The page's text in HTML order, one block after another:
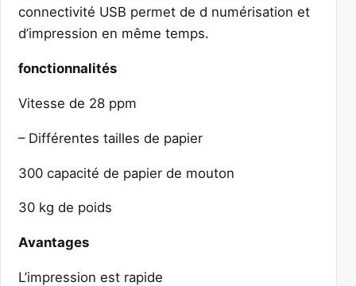
connectivité USB permet de d numérisation et
d’impression en même temps.
fonctionnalités
Vitesse de 28 ppm
– Différentes tailles de papier
300 capacité de papier de mouton
30 kg de poids
Avantages
L’impression est rapide